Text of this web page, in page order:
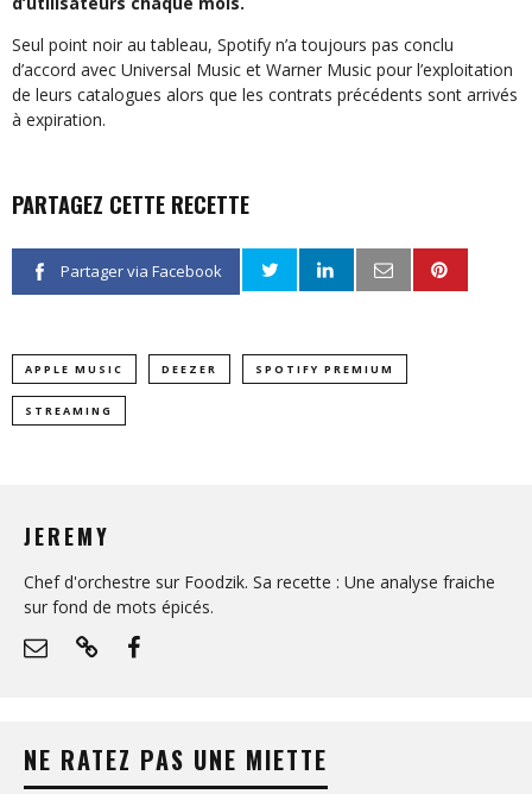
Seul point noir au tableau, Spotify n’a toujours pas conclu
d’accord avec Universal Music et Warner Music pour l’exploitation
de leurs catalogues alors que les contrats précédents sont arrivés
à expiration.
PARTAGEZ CETTE RECETTE
Partager via Facebook
APPLE MUSIC DEEZER SPOTIFY PREMIUM
STREAMING
JEREMY
Chef d'orchestre sur Foodzik. Sa recette : Une analyse fraiche
sur fond de mots épicés.
NE RATEZ PAS UNE MIETTE